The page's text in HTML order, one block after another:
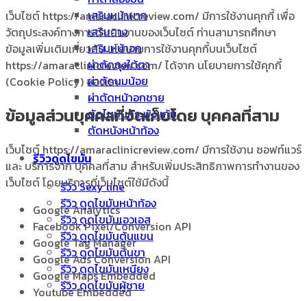
เสริมหน้าผาก
เสริมคาง
เสริมหน้าอก
ผ่าตัดถุงใต้ตา
ผ่าตัดนมน้อย
ผ่าตัดหน้าอกชาย
ตัดไขมันกระพุ้งแก้ม
ตัดหนังหน้าท้อง
รีวิวดูดไขมัน
รีวิว Sexy line
รีวิว ดูดไขมันหน้าท้อง
รีวิว ดูดไขมันเอวเอส
รีวิว ดูดไขมันต้นแขน
รีวิว ดูดไขมันต้นขา
รีวิว ดูดไขมันเหนียง
รีวิว ดูดไขมันผู้ชาย
เว็บไซต์ https://amaraclinicreview.com/ มีการใช้งานคุกกี้ เพื่อ
วัตถุประสงค์ทางการดำเนินงานของเว็บไซต์ ท่านสามารถศึกษา
ข้อมูลเพิ่มเติมเกี่ยวกับ นโยบายการใช้งานคุกกี้บนเว็บไซต์
https://amaraclinicreview.com/ ได้จาก นโยบายการใช้คุกกี้
(Cookie Policy) ของเรา
ข้อมูลส่วนบุคคลที่จัดเก็บโดย บุคคลที่สาม
เว็บไซต์ https://amaraclinicreview.com/ มีการใช้งาน ซอฟท์แวร์
และ บริการจาก บุคคลที่สาม สำหรับเพิ่มประสิทธิภาพการทำงานของ
เว็บไซต์ โดยบริการที่เว็บไซต์ใช้มีดังนี้
Google Analytics
Facebook Pixel/Conversion API
Google Tag Manager
Google Ads Conversion API
Google Maps Embedded
Youtube Embedded